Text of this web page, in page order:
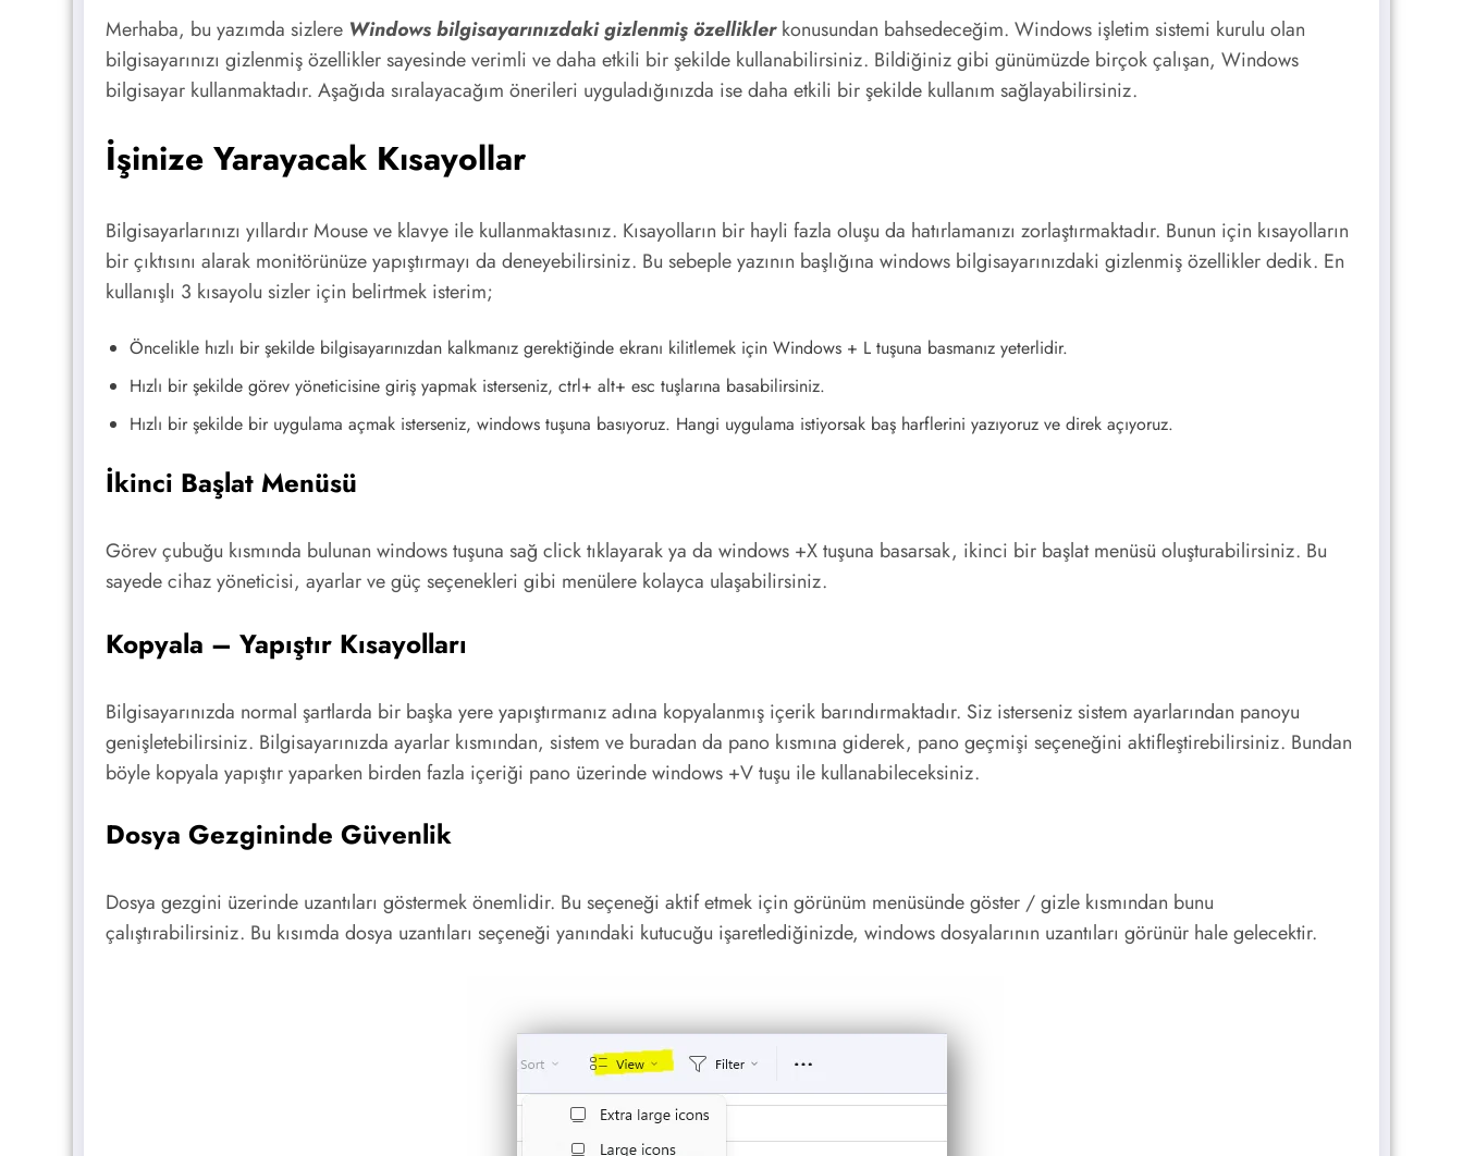
Merhaba, bu yazımda sizlere Windows bilgisayarınızdaki gizlenmiş özelliklerkonusundan bahsedeceğim. Windows işletim sistemi kurulu olan
bilgisayarınızı gizlenmiş özellikler sayesinde verimli ve daha etkili bir şekilde kullanabilirsiniz. Bildiğiniz gibi günümüzde birçok çalışan, Windows
bilgisayar kullanmaktadır. Aşağıda sıralayacağım önerileri uyguladığınızda ise daha etkili bir şekilde kullanım sağlayabilirsiniz.
İşinize Yarayacak Kısayollar
Bilgisayarlarınızı yıllardır Mouse ve klavye ile kullanmaktasınız. Kısayolların bir hayli fazla oluşu da hatırlamanızı zorlaştırmaktadır. Bunun için kısayolların
bir çıktısını alarak monitörünüze yapıştırmayı da deneyebilirsiniz. Bu sebeple yazının başlığına windows bilgisayarınızdaki gizlenmiş özellikler dedik. En
kullanışlı 3 kısayolu sizler için belirtmek isterim;
Öncelikle hızlı bir şekilde bilgisayarınızdan kalkmanız gerektiğinde ekranı kilitlemek için Windows + L tuşuna basmanız yeterlidir.
Hızlı bir şekilde görev yöneticisine giriş yapmak isterseniz, ctrl+ alt+ esc tuşlarına basabilirsiniz.
Hızlı bir şekilde bir uygulama açmak isterseniz, windows tuşuna basıyoruz. Hangi uygulama istiyorsak baş harflerini yazıyoruz ve direk açıyoruz.
İkinci Başlat Menüsü
Görev çubuğu kısmında bulunan windows tuşuna sağ click tıklayarak ya da windows +X tuşuna basarsak, ikinci bir başlat menüsü oluşturabilirsiniz. Bu
sayede cihaz yöneticisi, ayarlar ve güç seçenekleri gibi menülere kolayca ulaşabilirsiniz.
Kopyala – Yapıştır Kısayolları
Bilgisayarınızda normal şartlarda bir başka yere yapıştırmanız adına kopyalanmış içerik barındırmaktadır. Siz isterseniz sistem ayarlarından panoyu
genişletebilirsiniz. Bilgisayarınızda ayarlar kısmından, sistem ve buradan da pano kısmına giderek, pano geçmişi seçeneğini aktifleştirebilirsiniz. Bundan
böyle kopyala yapıştır yaparken birden fazla içeriği pano üzerinde windows +V tuşu ile kullanabileceksiniz.
Dosya Gezgininde Güvenlik
Dosya gezgini üzerinde uzantıları göstermek önemlidir. Bu seçeneği aktif etmek için görünüm menüsünde göster / gizle kısmından bunu
çalıştırabilirsiniz. Bu kısımda dosya uzantıları seçeneği yanındaki kutucuğu işaretlediğinizde, windows dosyalarının uzantıları görünür hale gelecektir.